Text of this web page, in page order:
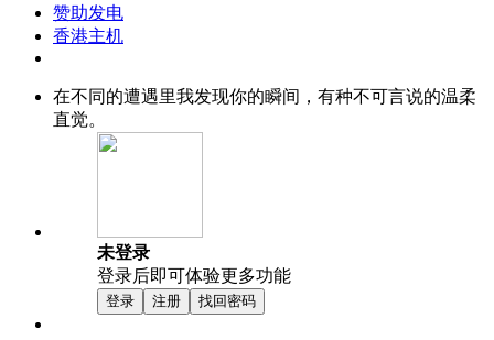
赞助发电
香港主机
在不同的遭遇里我发现你的瞬间，有种不可言说的温柔
直觉。
未登录
登录后即可体验更多功能
登录 注册 找回密码